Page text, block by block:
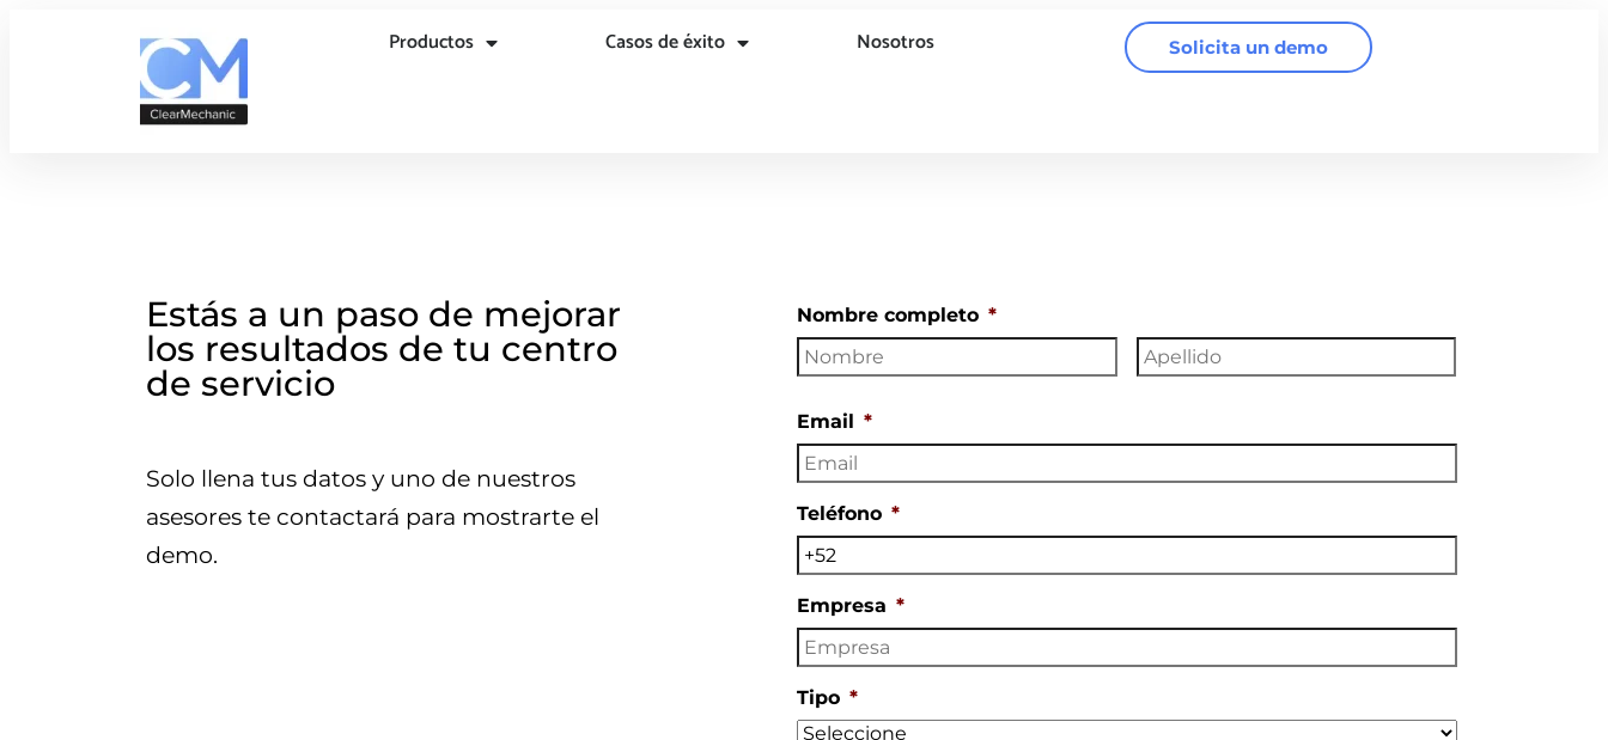
Productos Casos de éxito Nosotros Solicita un demo
Estás a un paso de mejorar
los resultados de tu centro
de servicio
Solo llena tus datos y uno de nuestros
asesores te contactará para mostrarte el
demo.
Nombre completo *
Email *
Teléfono *
Empresa *
Tipo *